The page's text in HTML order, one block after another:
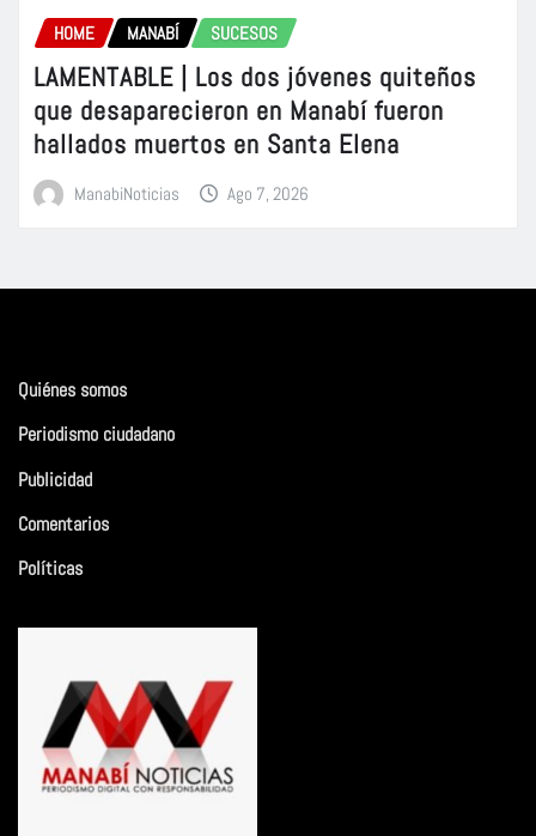
HOME MANABÍ SUCESOS
LAMENTABLE | Los dos jóvenes quiteños
que desaparecieron en Manabí fueron
hallados muertos en Santa Elena
ManabiNoticias Ago 7, 2026
Quiénes somos
Periodismo ciudadano
Publicidad
Comentarios
Políticas